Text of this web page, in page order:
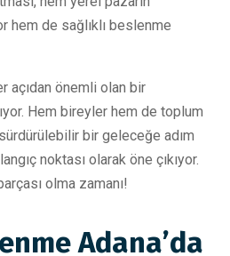
hem de sağlıklı beslenme
açıdan önemli olan bir
Hem bireyler hem de toplum
bir geleceğe adım
noktası olarak öne çıkıyor.
olma zamanı!
Adana’da